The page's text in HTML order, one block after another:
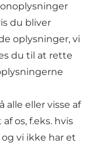
du bliver
oplysninger, vi
du til at rette
alle eller visse af
os, f.eks. hvis
vi ikke har et